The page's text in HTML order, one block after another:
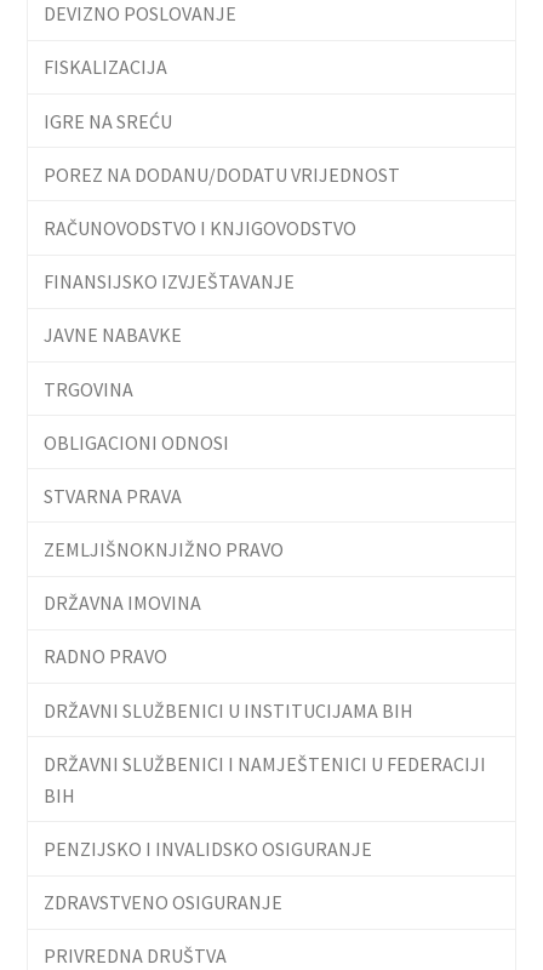
DEVIZNO POSLOVANJE
FISKALIZACIJA
IGRE NA SREĆU
POREZ NA DODANU/DODATU VRIJEDNOST
RAČUNOVODSTVO I KNJIGOVODSTVO
FINANSIJSKO IZVJEŠTAVANJE
JAVNE NABAVKE
TRGOVINA
OBLIGACIONI ODNOSI
STVARNA PRAVA
ZEMLJIŠNOKNJIŽNO PRAVO
DRŽAVNA IMOVINA
RADNO PRAVO
DRŽAVNI SLUŽBENICI U INSTITUCIJAMA BIH
DRŽAVNI SLUŽBENICI I NAMJEŠTENICI U FEDERACIJI
BIH
PENZIJSKO I INVALIDSKO OSIGURANJE
ZDRAVSTVENO OSIGURANJE
PRIVREDNA DRUŠTVA